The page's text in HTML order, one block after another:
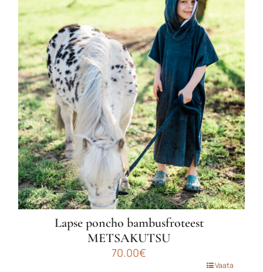
mitu
varianti.
Valikuid
saab
teha
tootelehel.
Lapse poncho bambusfroteest
METSAKUTSU
70.00€
Vaata